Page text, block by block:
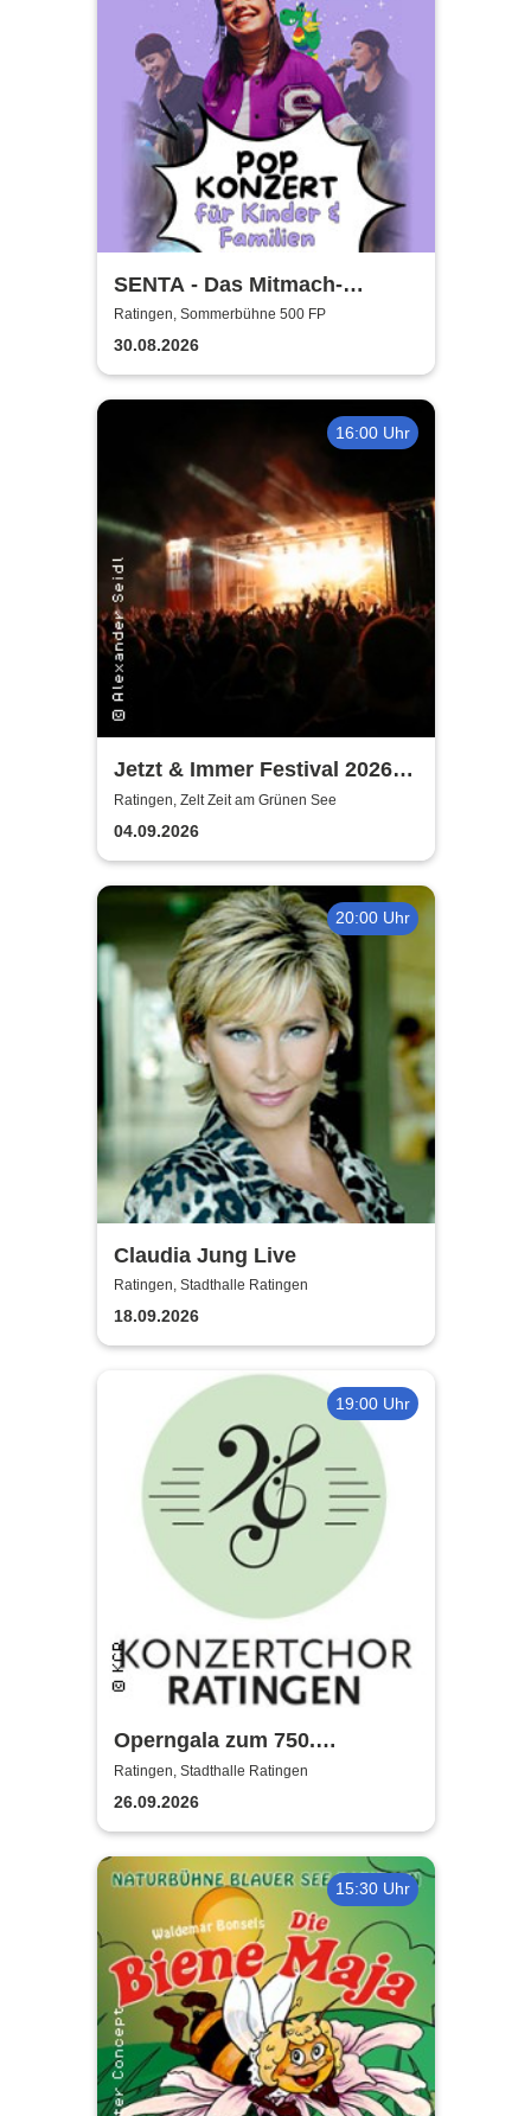
SENTA - Das Mitmach-
Popkonzert für die ganze
Familie
Ratingen, Sommerbühne 500 FP
30.08.2026
16:00 Uhr
Jetzt & Immer Festival 2026 -
Von Wegen Lisbeth, Blond,
Ritter Lean, Blumengarten,
Soffie, Jassin
Ratingen, Zelt Zeit am Grünen See
04.09.2026
20:00 Uhr
Claudia Jung Live
Ratingen, Stadthalle Ratingen
18.09.2026
19:00 Uhr
Operngala zum 750.
Stadtjubiläum - Konzertchor
Ratingen
Ratingen, Stadthalle Ratingen
26.09.2026
15:30 Uhr